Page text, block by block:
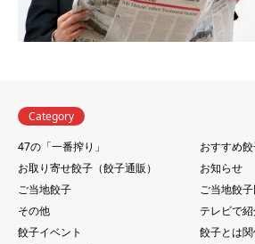
Category
47の「一番搾り」
おすすめ
お取り寄せ餃子（餃子通販）
お知らせ
ご当地餃子
ご当地餃
その他
テレビで
餃子イベント
餃子とは